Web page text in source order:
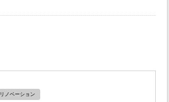
リノベーション